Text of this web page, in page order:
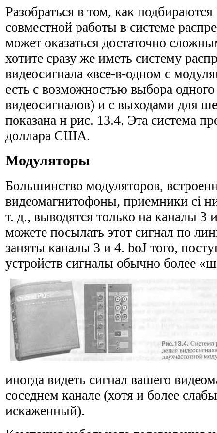
Разобраться в том, как
совместной работы в систе­ме
может оказаться достаточно
хотите сразу же иметь систему
видеосигнала «все-в-одном с
есть с возможностью выбора одного
видеосигналов) и с выходами для
показана н рис. 13.4. Эта система
доллара США.
Модуляторы
Большинство модуляторов,
видеомагнитофоны, приемники ci
т. д., выводятся только на каналы 3
можете посылать этот сигнал по
заняты каналы 3 и 4. boJ того,
устройств сигналы обычно более
иногда видеть сигнал вашего
соседнем канале (хотя и более
искаженный).